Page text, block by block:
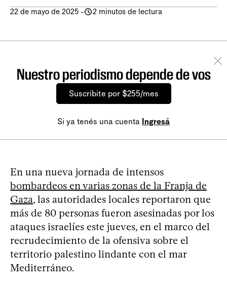
22 de mayo de 2025 - 2 minutos de lectura
Nuestro periodismo depende de vos
Suscribite por $255/mes
Si ya tenés una cuenta Ingresá
En una nueva jornada de intensos
bombardeos en varias zonas de la Franja de
Gaza, las autoridades locales reportaron que
más de 80 personas fueron asesinadas por los
ataques israelíes este jueves, en el marco del
recrudecimiento de la ofensiva sobre el
territorio palestino lindante con el mar
Mediterráneo.